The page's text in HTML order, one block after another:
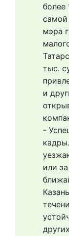
более
самой
мэра
тыс.
и
-
или